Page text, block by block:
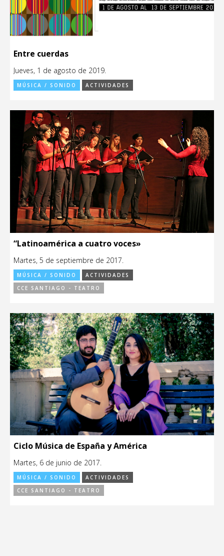
Entre cuerdas
Jueves, 1 de agosto de 2019.
MÚSICA / SONIDO ACTIVIDADES
“Latinoamérica a cuatro voces»
Martes, 5 de septiembre de 2017.
MÚSICA / SONIDO
ACTIVIDADES
CCE SANTIAGO - TEATRO
Ciclo Música de España y América
Martes, 6 de junio de 2017.
MÚSICA / SONIDO
ACTIVIDADES
CCE SANTIAGO - TEATRO